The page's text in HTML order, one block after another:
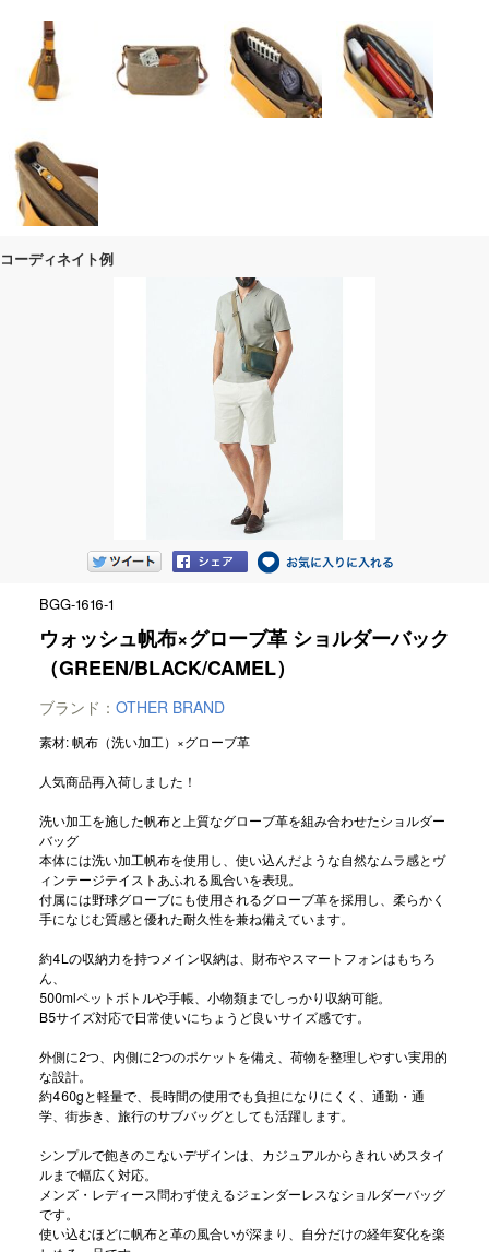
コーディネイト例
BGG-1616-1
ウォッシュ帆布×グローブ革 ショルダーバック
（GREEN/BLACK/CAMEL）
ブランド： OTHER BRAND
素材: 帆布（洗い加工）×グローブ革
人気商品再入荷しました！
洗い加工を施した帆布と上質なグローブ革を組み合わせたショルダー
バッグ
本体には洗い加工帆布を使用し、使い込んだような自然なムラ感とヴ
ィンテージテイストあふれる風合いを表現。
付属には野球グローブにも使用されるグローブ革を採用し、柔らかく
手になじむ質感と優れた耐久性を兼ね備えています。
約4Lの収納力を持つメイン収納は、財布やスマートフォンはもちろ
ん、
500mlペットボトルや手帳、小物類までしっかり収納可能。
B5サイズ対応で日常使いにちょうど良いサイズ感です。
外側に2つ、内側に2つのポケットを備え、荷物を整理しやすい実用的
な設計。
約460gと軽量で、長時間の使用でも負担になりにくく、通勤・通
学、街歩き、旅行のサブバッグとしても活躍します。
シンプルで飽きのこないデザインは、カジュアルからきれいめスタイ
ルまで幅広く対応。
メンズ・レディース問わず使えるジェンダーレスなショルダーバッグ
です。
使い込むほどに帆布と革の風合いが深まり、自分だけの経年変化を楽